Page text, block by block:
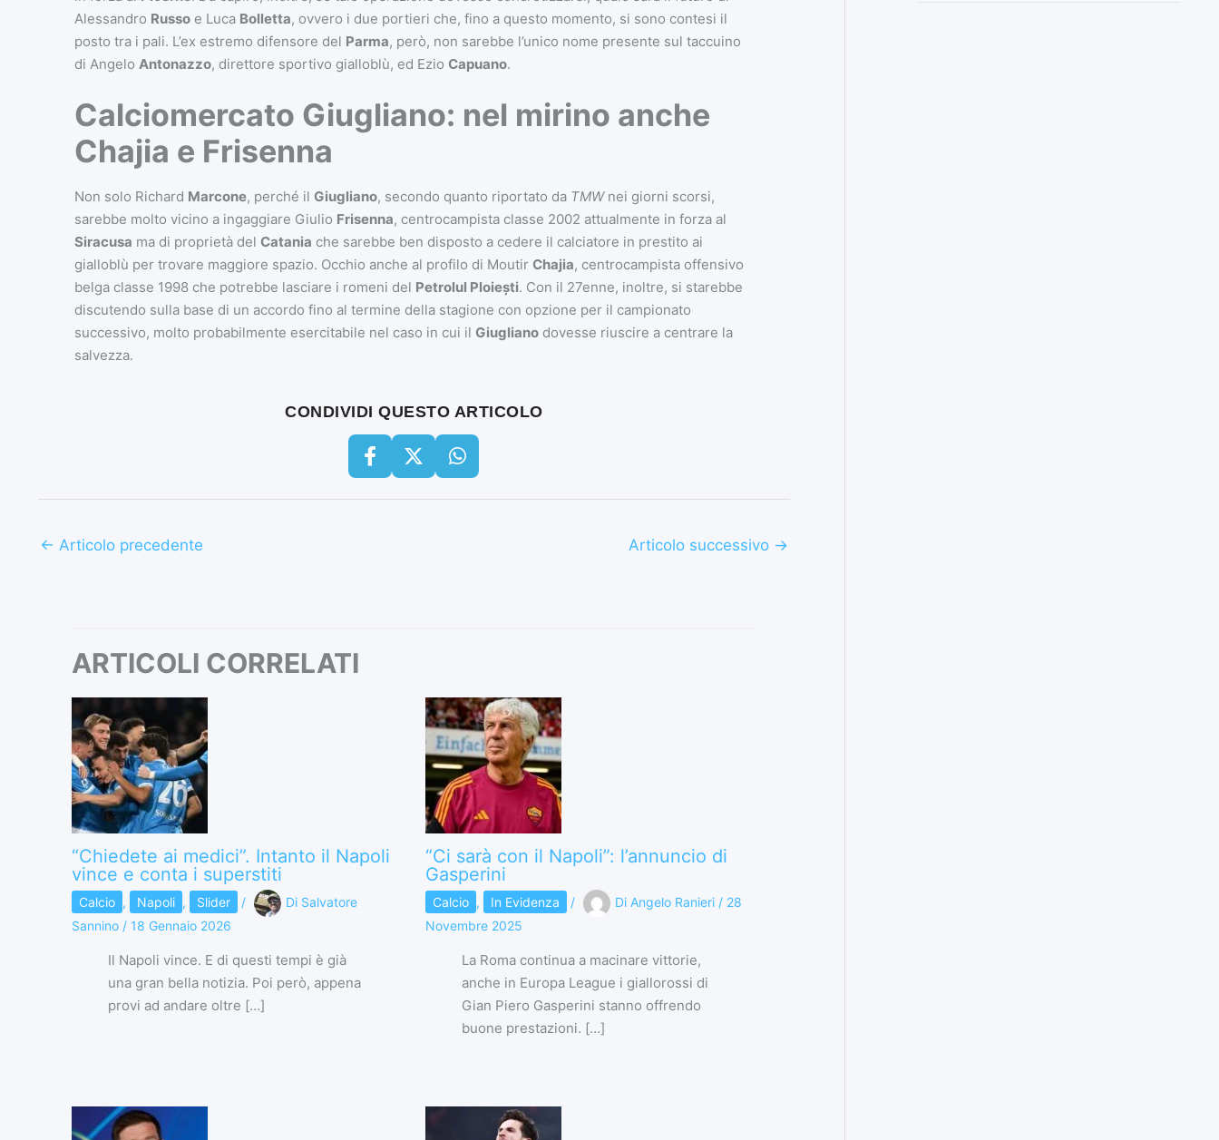
Alessandro Russoe Luca Bolletta, ovvero i due portieri che, fino a questo momento, si sono contesi il
posto tra i pali. L’ex estremo difensore del Parma, però, non sarebbe l’unico nome presente sul taccuino
di Angelo Antonazzo, direttore sportivo gialloblù, ed Ezio Capuano.
Calciomercato Giugliano: nel mirino anche
Chajia e Frisenna
Non solo Richard Marcone, perché il Giugliano, secondo quanto riportato da TMWnei giorni scorsi,
sarebbe molto vicino a ingaggiare Giulio Frisenna, centrocampista classe 2002 attualmente in forza al
Siracusa ma di proprietà del Catania che sarebbe ben disposto a cedere il calciatore in prestito ai
gialloblù per trovare maggiore spazio. Occhio anche al profilo di Moutir Chajia, centrocampista offensivo
belga classe 1998 che potrebbe lasciare i romeni del Petrolul Ploiești. Con il 27enne, inoltre, si starebbe
discutendo sulla base di un accordo fino al termine della stagione con opzione per il campionato
successivo, molto probabilmente esercitabile nel caso in cui il Giuglianodovesse riuscire a centrare la
salvezza.
CONDIVIDI QUESTO ARTICOLO
← Articolo precedente Articolo successivo →
ARTICOLI CORRELATI
“Chiedete ai medici”. Intanto il Napoli
vince e conta i superstiti
Calcio , Napoli , Slider / Di Salvatore
Sannino / 18 Gennaio 2026
Il Napoli vince. E di questi tempi è già
una gran bella notizia. Poi però, appena
provi ad andare oltre […]
“Ci sarà con il Napoli”: l’annuncio di
Gasperini
Calcio , In Evidenza / Di Angelo Ranieri / 28
Novembre 2025
La Roma continua a macinare vittorie,
anche in Europa League i giallorossi di
Gian Piero Gasperini stanno offrendo
buone prestazioni. […]